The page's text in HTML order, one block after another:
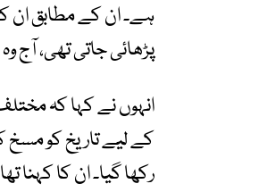
ہے۔ ان کے مطابق ان
پڑھائی جاتی تھی، آج وہ
انہوں نے کہا کہ
کے لیے تاریخ کو
رکھا گیا۔ ان کا